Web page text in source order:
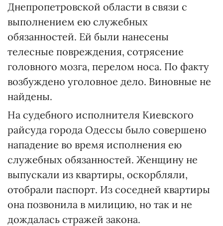
Днепропетровской области в связи с
выполнением ею служебных
обязанностей. Ей были нанесены
телесные повреждения, сотрясение
головного мозга, перелом носа. По факту
возбуждено уголовное дело. Виновные не
найдены.
На судебного исполнителя Киевского
райсуда города Одессы было совершено
нападение во время исполнения ею
служебных обязанностей. Женщину не
выпускали из квартиры, оскорбляли,
отобрали паспорт. Из соседней квартиры
она позвонила в милицию, но так и не
дождалась стражей закона.